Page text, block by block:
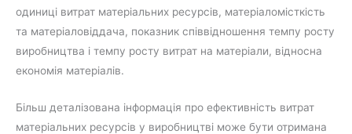
одиниці витрат матеріальних ресурсів, матеріаломісткість
та матеріаловіддача, показник співвідношення темпу росту
виробництва і темпу росту витрат на матеріали, відносна
економія матеріалів.
Більш деталізована інформація про ефективність витрат
матеріальних ресурсів у виробництві може бути отримана